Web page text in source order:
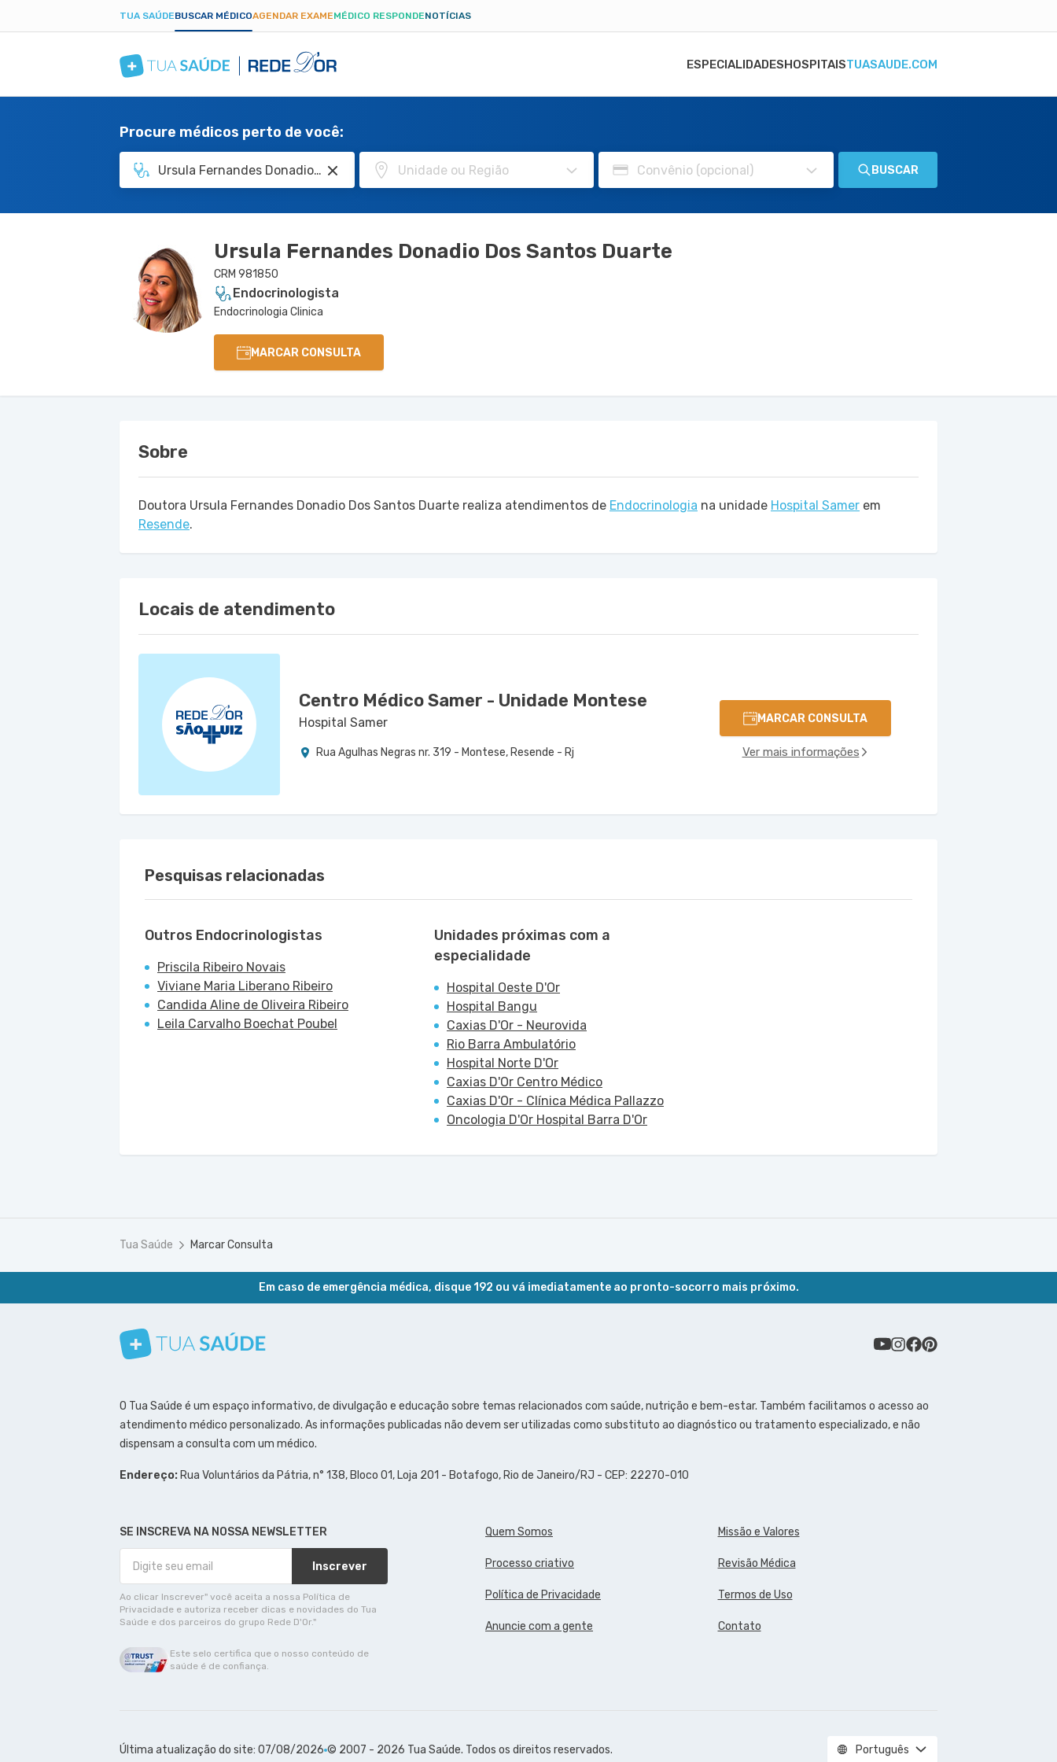
TUA SAÚDEBUSCAR MÉDICOAGENDAR EXAMEMÉDICO RESPONDENOTÍCIAS
ESPECIALIDADESHOSPITAISTUASAUDE.COM
Procure médicos perto de você:
BUSCAR
Ursula Fernandes Donadio Dos Santos Duarte
CRM 981850
Endocrinologista
Endocrinologia Clinica
MARCAR CONSULTA
Sobre
Doutora Ursula Fernandes Donadio Dos Santos Duarte realiza atendimentos de Endocrinologia na unidade Hospital Samer em
Resende.
Locais de atendimento
Centro Médico Samer - Unidade Montese
Hospital Samer
Rua Agulhas Negras nr. 319 - Montese, Resende - Rj
MARCAR CONSULTA
Ver mais informações
Pesquisas relacionadas
Outros Endocrinologistas
Priscila Ribeiro Novais
Viviane Maria Liberano Ribeiro
Candida Aline de Oliveira Ribeiro
Leila Carvalho Boechat Poubel
Unidades próximas com a
especialidade
Hospital Oeste D'Or
Hospital Bangu
Caxias D'Or - Neurovida
Rio Barra Ambulatório
Hospital Norte D'Or
Caxias D'Or Centro Médico
Caxias D'Or - Clínica Médica Pallazzo
Oncologia D'Or Hospital Barra D'Or
Tua Saúde Marcar Consulta
Em caso de emergência médica, disque 192 ou vá imediatamente ao pronto-socorro mais próximo.
Conheça nosso canal
Siga a gente no Instagram
Siga a gente no Facebook
Siga a gente no Pinterest
O Tua Saúde é um espaço informativo, de divulgação e educação sobre temas relacionados com saúde, nutrição e bem-estar. Também facilitamos o acesso ao
atendimento médico personalizado. As informações publicadas não devem ser utilizadas como substituto ao diagnóstico ou tratamento especializado, e não
dispensam a consulta com um médico.
Endereço: Rua Voluntários da Pátria, n° 138, Bloco 01, Loja 201 - Botafogo, Rio de Janeiro/RJ - CEP: 22270-010
SE INSCREVA NA NOSSA NEWSLETTER
Inscrever
Ao clicar Inscrever" você aceita a nossa Política de
Privacidade e autoriza receber dicas e novidades do Tua
Saúde e dos parceiros do grupo Rede D'Or."
Quem Somos Missão e Valores
Processo criativo Revisão Médica
Política de Privacidade Termos de Uso
Anuncie com a gente Contato
Este selo certifica que o nosso conteúdo de
saúde é de confiança.
Última atualização do site: 07/08/2026 © 2007 - 2026 Tua Saúde. Todos os direitos reservados. Português